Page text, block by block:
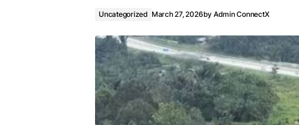
Uncategorized March 27, 2026by Admin ConnectX